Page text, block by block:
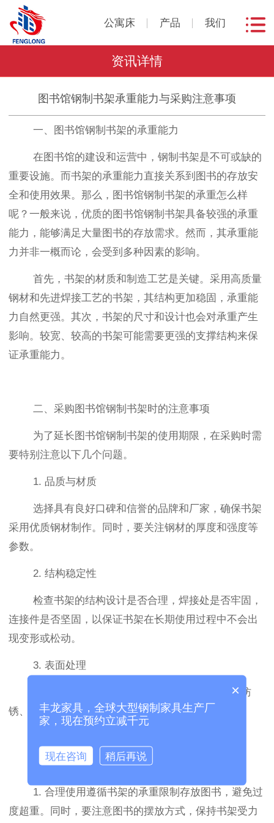
公寓床 产品 我们
资讯详情
图书馆钢制书架承重能力与采购注意事项
一、图书馆钢制书架的承重能力
在图书馆的建设和运营中，钢制书架是不可或缺的
重要设施。而书架的承重能力直接关系到图书的存放安
全和使用效果。那么，图书馆钢制书架的承重怎么样
呢？一般来说，优质的图书馆钢制书架具备较强的承重
能力，能够满足大量图书的存放需求。然而，其承重能
力并非一概而论，会受到多种因素的影响。
首先，书架的材质和制造工艺是关键。采用高质量
钢材和先进焊接工艺的书架，其结构更加稳固，承重能
力自然更强。其次，书架的尺寸和设计也会对承重产生
影响。较宽、较高的书架可能需要更强的支撑结构来保
证承重能力。
二、采购图书馆钢制书架时的注意事项
为了延长图书馆钢制书架的使用期限，在采购时需
要特别注意以下几个问题。
1. 品质与材质
选择具有良好口碑和信誉的品牌和厂家，确保书架
采用优质钢材制作。同时，要关注钢材的厚度和强度等
参数。
2. 结构稳定性
检查书架的结构设计是否合理，焊接处是否牢固，
连接件是否坚固，以保证书架在长期使用过程中不会出
现变形或松动。
3. 表面处理
优质的表面处理不仅能使书架美观，还能起到防
锈、防腐的作用，延长书架的使用寿命。
三、延长图书馆钢制书架使用期限的方法
1. 合理使用遵循书架的承重限制存放图书，避免过
度超重。同时，要注意图书的摆放方式，保持书架受力
×
丰龙家具，全球大型钢制家具生产厂
家，现在预约立减千元
现在咨询 稍后再说